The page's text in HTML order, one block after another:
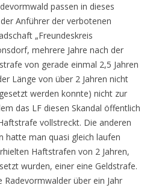
passen in dieses
Anführer der verbotenen
„Freundeskreis
mehrere Jahre nach der
von gerade einmal 2,5 Jahren
Länge von über 2 Jahren nicht
werden konnte) nicht zur
das LF diesen Skandal öffentlich
vollstreckt. Die anderen
hatte man quasi gleich laufen
Haftstrafen von 2 Jahren,
wurden, einer eine Geldstrafe.
über ein Jahr